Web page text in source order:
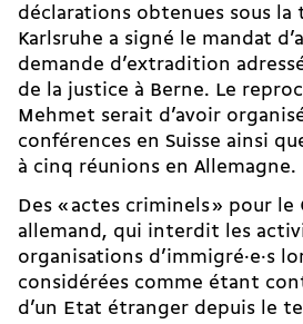
déclarations obtenues sous
Karlsruhe a signé le mandat
demande d’extradition
de la justice à Berne. Le
Mehmet serait d’avoir
conférences en Suisse ainsi
à cinq réunions en Allemagne.
Des « actes criminels » pour le
allemand, qui interdit les
organisations d’immigré·e·s
considérées comme étant
d’un Etat étranger depuis le